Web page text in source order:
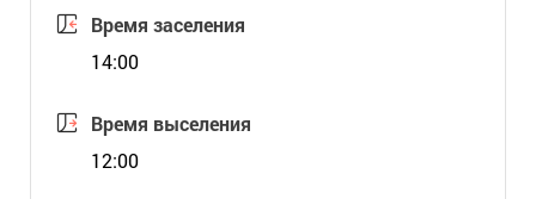
Время заселения
14:00
Время выселения
12:00